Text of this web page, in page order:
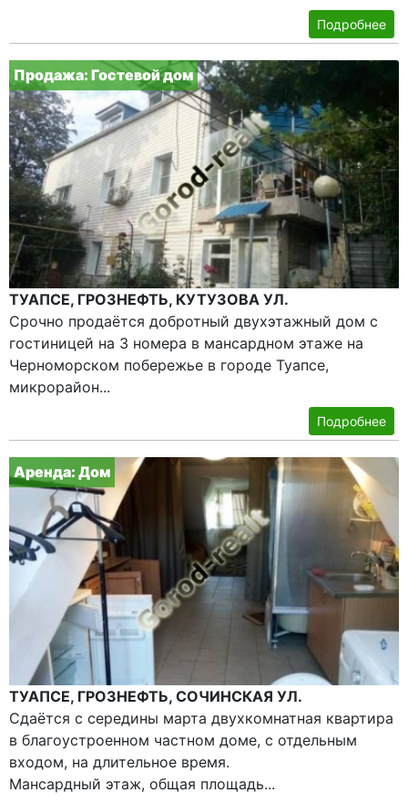
Подробнее
Продажа: Гостевой дом
ТУАПСЕ, ГРОЗНЕФТЬ, КУТУЗОВА УЛ.
Срочно продаётся добротный двухэтажный дом с
гостиницей на 3 номера в мансардном этаже на
Черноморском побережье в городе Туапсе,
микрорайон...
Подробнее
Аренда: Дом
ТУАПСЕ, ГРОЗНЕФТЬ, СОЧИНСКАЯ УЛ.
Сдаётся с середины марта двухкомнатная квартира
в благоустроенном частном доме, с отдельным
входом, на длительное время.
Мансардный этаж, общая площадь...